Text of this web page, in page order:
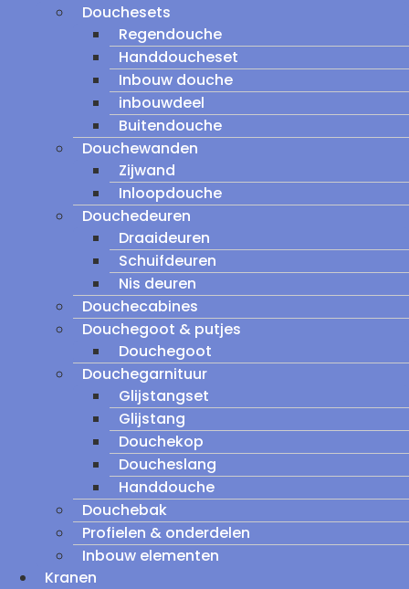
Douchesets
Regendouche
Handdoucheset
Inbouw douche
inbouwdeel
Buitendouche
Douchewanden
Zijwand
Inloopdouche
Douchedeuren
Draaideuren
Schuifdeuren
Nis deuren
Douchecabines
Douchegoot & putjes
Douchegoot
Douchegarnituur
Glijstangset
Glijstang
Douchekop
Doucheslang
Handdouche
Douchebak
Profielen & onderdelen
Inbouw elementen
Kranen